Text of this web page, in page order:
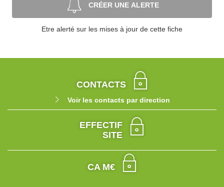
CRÉER UNE ALERTE
Etre alerté sur les mises à jour de cette fiche
CONTACTS
Voir les contacts par direction
EFFECTIF
SITE
CA M€